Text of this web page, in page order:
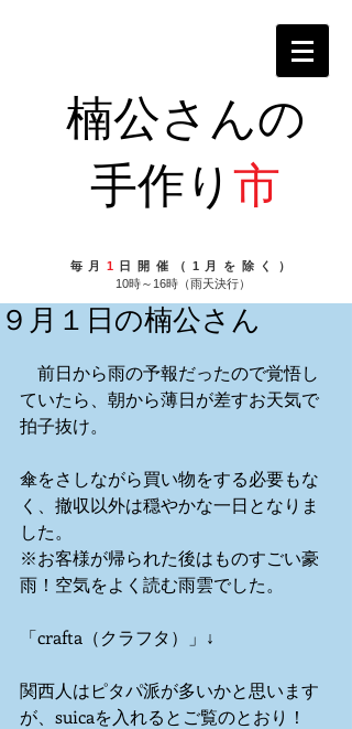
楠公さんの
手作り 市
毎月 1 日開催（1月を除く）
10時～16時（雨天決行）
９月１日の楠公さん
前日から雨の予報だったので覚悟し
ていたら、朝から薄日が差すお天気で
拍子抜け。
傘をさしながら買い物をする必要もな
く、撤収以外は穏やかな一日となりま
した。
※お客様が帰られた後はものすごい豪
雨！空気をよく読む雨雲でした。
「crafta（クラフタ）」↓
関西人はピタパ派が多いかと思います
が、suicaを入れるとご覧のとおり！